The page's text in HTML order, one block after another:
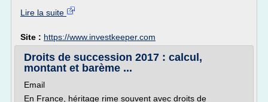
Lire la suite
Site : https://www.investkeeper.com
Droits de succession 2017 : calcul,
montant et barème ...
Email
En France, héritage rime souvent avec droits de